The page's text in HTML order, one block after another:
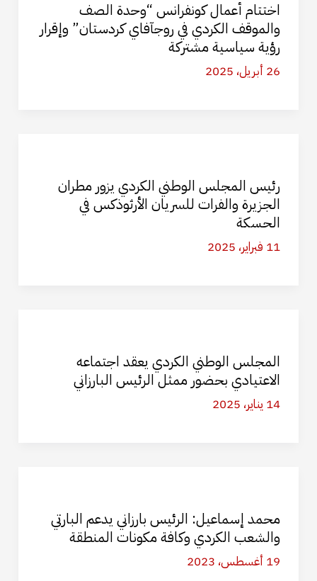
اختتام أعمال كونفرانس “وحدة الصف
والموقف الكردي في روجآفاي كردستان” وإقرار
رؤية سياسية مشتركة
26 أبريل، 2025
رئيس المجلس الوطني الكردي يزور مطران
الجزيرة والفرات للسريان الأرثوذكس في
الحسكة
11 فبراير، 2025
المجلس الوطني الكردي يعقد اجتماعه
الاعتيادي بحضور ممثل الرئيس البارزاني
14 يناير، 2025
محمد إسماعيل: الرئيس بارزاني يدعم البارتي
والشعب الكردي وكافة مكونات المنطقة
19 أغسطس، 2023